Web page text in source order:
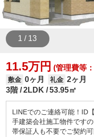
1 / 13
11.5万円 (管理費等
敷金 0ヶ月 礼金 2ヶ月
3階 2LDK 53.95㎡
LINEでのご連絡可能！ID
手建築会社施工物件です
帯保証人も不要でご契約